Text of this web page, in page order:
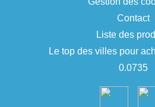
Contact
Liste des
Le top des villes pour
0.0735